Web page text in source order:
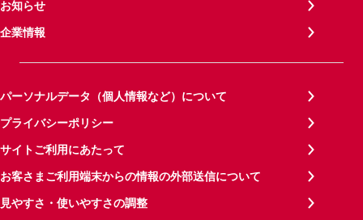
お知らせ
企業情報
パーソナルデータ（個人情報など）について
プライバシーポリシー
サイトご利用にあたって
お客さまご利用端末からの情報の外部送信について
見やすさ・使いやすさの調整